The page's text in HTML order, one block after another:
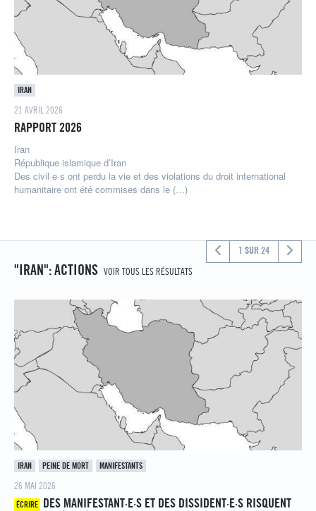
IRAN
21 AVRIL 2026
RAPPORT 2026
Iran
République islamique d’Iran
Des civil·e·s ont perdu la vie et des violations du droit international
humanitaire ont été commises dans le (…)
1 SUR 24
"IRAN": ACTIONS VOIR TOUS LES RÉSULTATS
IRAN PEINE DE MORT MANIFESTANTS
26 MAI 2026
ÉCRIRE
DES MANIFESTANT·E·S ET DES DISSIDENT·E·S RISQUENT